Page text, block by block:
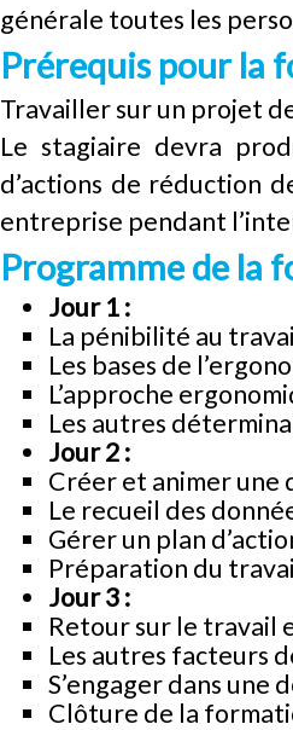
générale toutes les
Prérequis pour la
Travailler sur un projet
Le stagiaire devra
d’actions de réduction
entreprise pendant
Programme de la
Jour 1 :
La pénibilité au
Les bases de
L’approche
Les autres
Jour 2 :
Créer et animer une
Le recueil des
Gérer un plan
Préparation du
Jour 3 :
Retour sur le travail
Les autres facteurs
S’engager dans une
Clôture de la